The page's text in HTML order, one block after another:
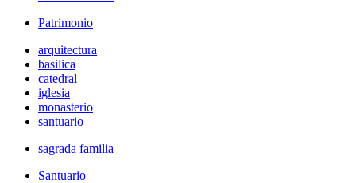
Patrimonio
arquitectura
basilica
catedral
iglesia
monasterio
santuario
sagrada familia
Santuario